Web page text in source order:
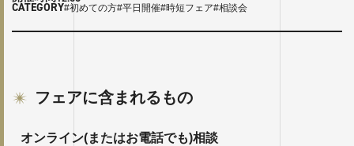
CATEGORY#初めての方#平日開催#時短フェア#相談会
フェアに含まれるもの
オンライン(またはお電話でも)相談